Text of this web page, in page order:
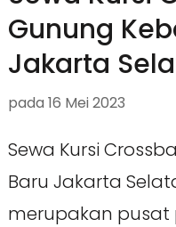
Gunung
Jakarta
pada 16 Mei 2023
Sewa Kursi
Baru Jakarta
merupakan